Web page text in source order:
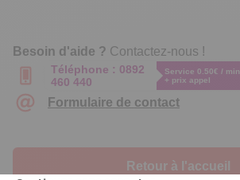
Besoin d'aide ? Contactez-nous !
Téléphone : 0892
460 440
Service 0.50€ / min
+ prix appel
Formulaire de contact
Retour à l'accueil